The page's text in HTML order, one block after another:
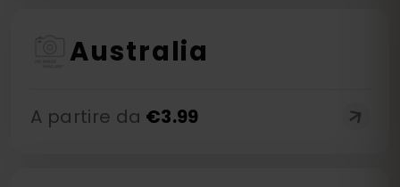
Australia
A partire da €3.99